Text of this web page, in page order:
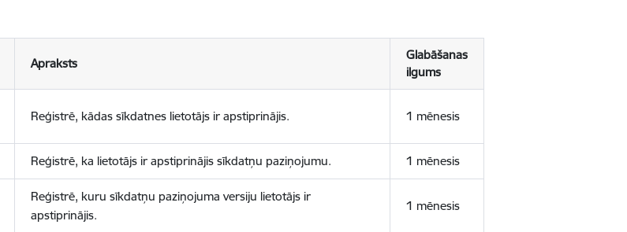
Apraksts
Glabāšanas
ilgums
Reģistrē, kādas sīkdatnes lietotājs ir apstiprinājis. 1 mēnesis
Reģistrē, ka lietotājs ir apstiprinājis sīkdatņu paziņojumu. 1 mēnesis
Reģistrē, kuru sīkdatņu paziņojuma versiju lietotājs ir
apstiprinājis.
1 mēnesis